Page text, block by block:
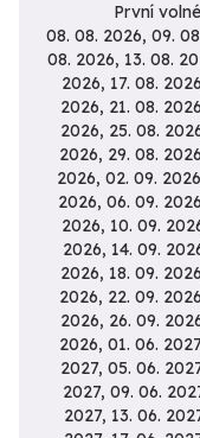
První
08. 08. 2026, 09. 08. 2026, 10. 08. 2026, 11. 08. 2026, 12. 08. 2026, 13. 08. 2026, 14. 08. 2026, 15. 08. 2026, 16. 08. 2026, 17. 08. 2026, 18. 08. 2026, 19. 08. 2026, 20. 08. 2026, 21. 08. 2026, 22. 08. 2026, 23. 08. 2026, 24. 08. 2026, 25. 08. 2026, 26. 08. 2026, 27. 08. 2026, 28. 08. 2026, 29. 08. 2026, 30. 08. 2026, 31. 08. 2026, 01. 09. 2026, 02. 09. 2026, 03. 09. 2026, 04. 09. 2026, 05. 09. 2026, 06. 09. 2026, 07. 09. 2026, 08. 09. 2026, 09. 09. 2026, 10. 09. 2026, 11. 09. 2026, 12. 09. 2026, 13. 09. 2026,